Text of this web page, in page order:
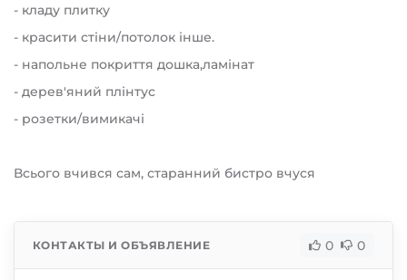
- кладу плитку
- красити стіни/потолок інше.
- напольне покриття дошка,ламінат
- дерев'яний плінтус
- розетки/вимикачі
Всього вчився сам, старанний бистро вчуся
КОНТАКТЫ И ОБЪЯВЛЕНИЕ 0 0